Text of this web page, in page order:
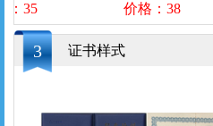
35
价格：38
3 证书样式